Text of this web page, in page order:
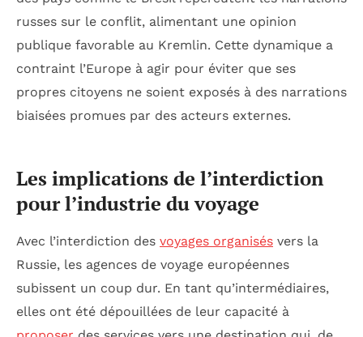
russes sur le conflit, alimentant une opinion
publique favorable au Kremlin. Cette dynamique a
contraint l’Europe à agir pour éviter que ses
propres citoyens ne soient exposés à des narrations
biaisées promues par des acteurs externes.
Les implications de l’interdiction
pour l’industrie du voyage
Avec l’interdiction des voyages organisés vers la
Russie, les agences de voyage européennes
subissent un coup dur. En tant qu’intermédiaires,
elles ont été dépouillées de leur capacité à